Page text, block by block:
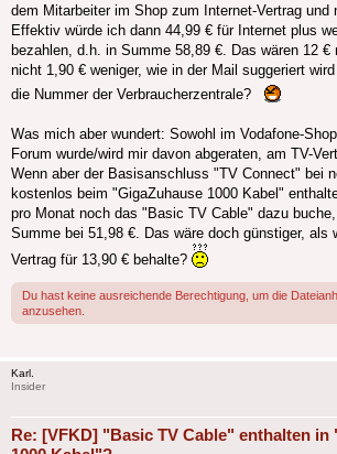
dem Mitarbeiter im Shop zum Internet-Vertrag und
Effektiv würde ich dann 44,99 € für Internet plus
bezahlen, d.h. in Summe 58,89 €. Das wären 12 €
nicht 1,90 € weniger, wie in der Mail suggeriert
die Nummer der Verbraucherzentrale?
Was mich aber wundert: Sowohl im Vodafone-
Forum wurde/wird mir davon abgeraten, am TV-
Wenn aber der Basisanschluss "TV Connect" bei
kostenlos beim "GigaZuhause 1000 Kabel"
pro Monat noch das "Basic TV Cable" dazu
Summe bei 51,98 €. Das wäre doch günstiger, als
Vertrag für 13,90 € behalte?
Du hast keine ausreichende Berechtigung, um die
anzusehen.
Karl.
Insider
Re: [VFKD] "Basic TV Cable" enthalten in